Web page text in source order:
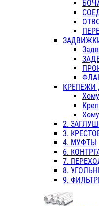
КРЕПЕЖИ
2.
3.
4. МУФТЫ
6.
7.
8.
9.